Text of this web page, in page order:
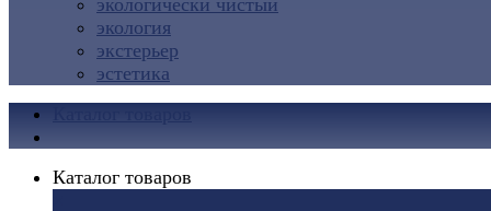
экологически чистый
экология
экстерьер
эстетика
Каталог товаров